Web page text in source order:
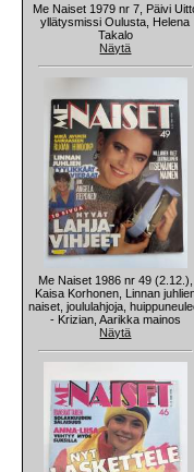
Me Naiset 1979 nr 7, Päivi
yllätysmissi Oulusta, Helena
Takalo
Näytä
Me Naiset 1986 nr 49 (2.12.),
Kaisa Korhonen, Linnan
naiset, joululahjoja,
- Krizian, Aarikka mainos
Näytä